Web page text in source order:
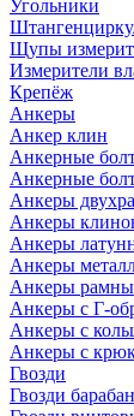
Угольники
Щупы
Измерители
Крепёж
Анкеры
Анкер клин
Анкерные
Анкерные
Анкеры
Анкеры
Анкеры
Анкеры
Анкеры
Анкеры с Г-
Анкеры с
Анкеры с
Гвозди
Гвозди